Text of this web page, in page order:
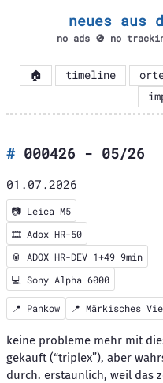
neues aus
no ads 🚫 no
🏠 timeline
000426 - 05/26
01.07.2026
📷 Leica M5
🎞️ Adox HR-50
🥫 ADOX HR-DEV 1+49 9min
💻 Sony Alpha 6000
📍 Pankow 📍 Märkisches
keine probleme mehr mit
gekauft (“triplex”), aber
durch. erstaunlich, weil das